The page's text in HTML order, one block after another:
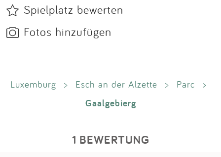
Spielplatz bewerten
Fotos hinzufügen
Luxemburg > Esch an der Alzette > Parc >
Gaalgebierg
1 BEWERTUNG